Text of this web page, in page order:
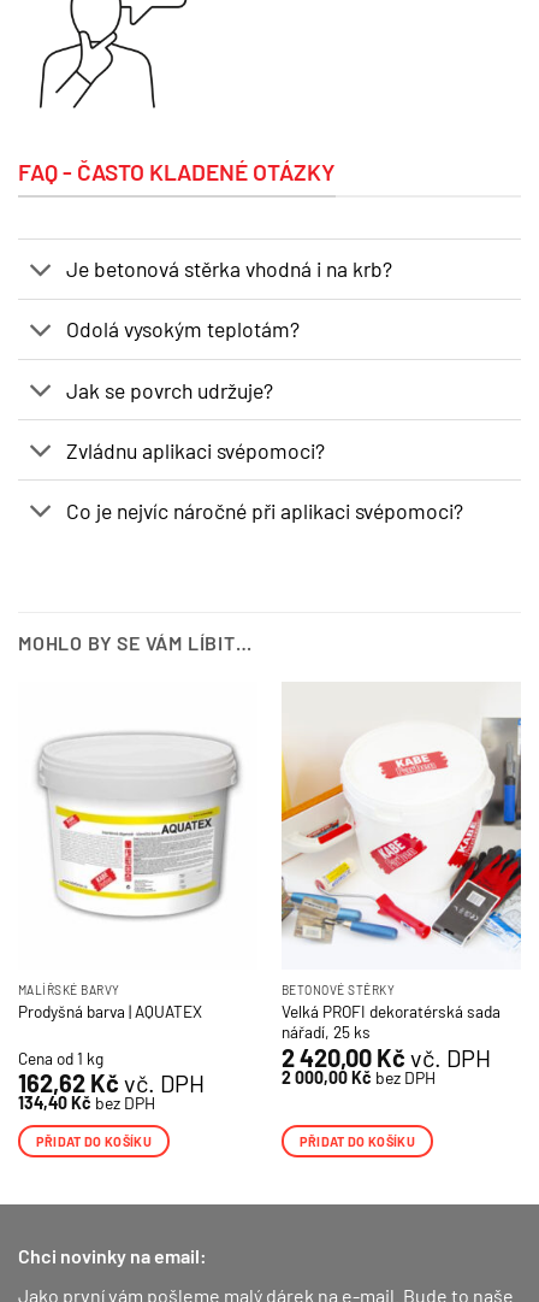
FAQ - ČASTO KLADENÉ OTÁZKY
Je betonová stěrka vhodná i na krb?
Odolá vysokým teplotám?
Jak se povrch udržuje?
Zvládnu aplikaci svépomoci?
Co je nejvíc náročné při aplikaci svépomoci?
MOHLO BY SE VÁM LÍBIT…
MALÍŘSKÉ BARVY
Prodyšná barva | AQUATEX
Cena od 1 kg
162,62 Kč vč. DPH
134,40Kč bez DPH
PŘIDAT DO KOŠÍKU
BETONOVÉ STĚRKY
Velká PROFI dekoratérská sada
nářadí, 25 ks
2 420,00 Kč vč. DPH
2 000,00Kč bez DPH
PŘIDAT DO KOŠÍKU
Chci novinky na email:
Jako první vám pošleme malý dárek na e-mail. Bude to naše